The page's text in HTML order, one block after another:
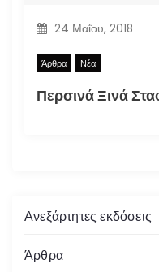
24 Μαΐου, 2018
Άρθρα Νέα
Ανεξάρτητες εκδόσεις
Άρθρα